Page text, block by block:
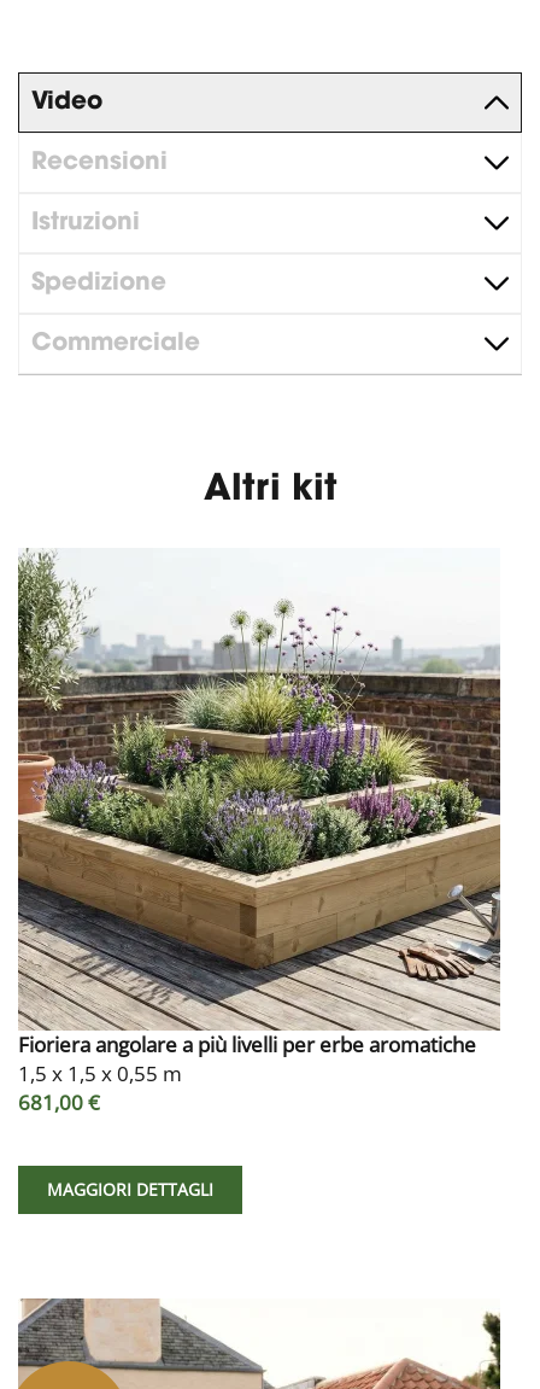
Video
Recensioni
Istruzioni
Spedizione
Commerciale
Altri kit
Fioriera angolare a più livelli per erbe aromatiche
1,5 x 1,5 x 0,55 m
681,00 €
MAGGIORI DETTAGLI